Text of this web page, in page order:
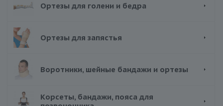
Ортезы для голени и бедра
Ортезы для запястья
Воротники, шейные бандажи и ортезы
Корсеты, бандажи, пояса для